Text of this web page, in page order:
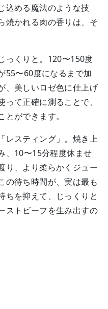
込める魔法のような技
焼かれる肉の香りは、そ
っくりと。120〜150度
55〜60度になるまで加
、美しいロゼ色に仕上げ
て正確に測ることで、
ができます。
レスティング」。焼き上
、10〜15分程度休ませ
り、より柔らかくジュー
の待ち時間が、実は最も
ちを抑えて、じっくりと
ストビーフを生み出すの